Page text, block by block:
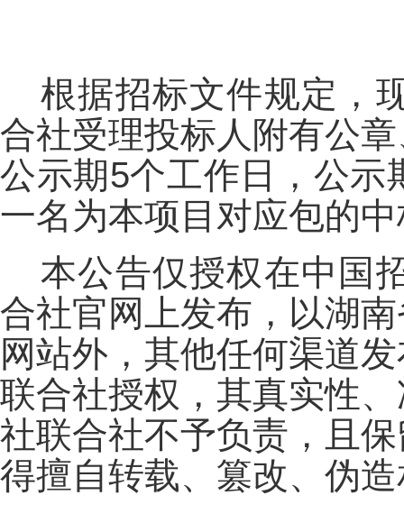
根据招标文件规定，
合社受理投标人附有公
公示期5个工作日，公示
一名为本项目对应包的
本公告仅授权在中国
合社官网上发布，以湖
网站外，其他任何渠道
联合社授权，其真实性
社联合社不予负责，且
得擅自转载、篡改、伪